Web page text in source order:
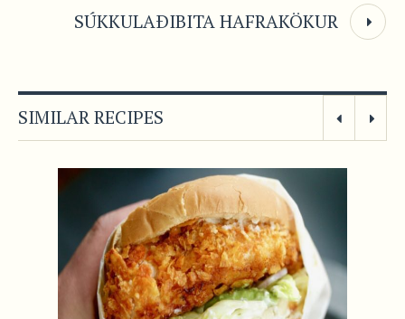
SÚKKULAÐIBITA HAFRAKÖKUR
SIMILAR RECIPES